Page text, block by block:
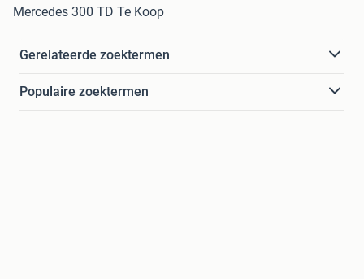
Mercedes 300 TD Te Koop
Gerelateerde zoektermen
Populaire zoektermen